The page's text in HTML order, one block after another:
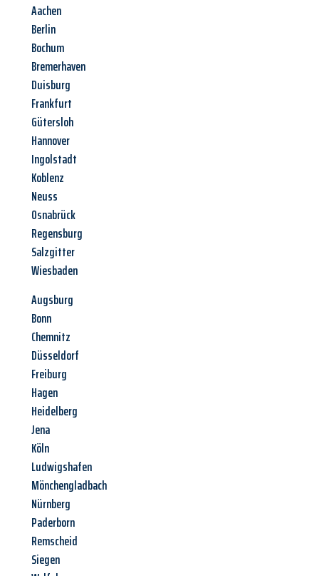
Aachen
Berlin
Bochum
Bremerhaven
Duisburg
Frankfurt
Gütersloh
Hannover
Ingolstadt
Koblenz
Neuss
Osnabrück
Regensburg
Salzgitter
Wiesbaden
Augsburg
Bonn
Chemnitz
Düsseldorf
Freiburg
Hagen
Heidelberg
Jena
Köln
Ludwigshafen
Mönchengladbach
Nürnberg
Paderborn
Remscheid
Siegen